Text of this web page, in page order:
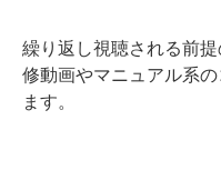
繰り返し視聴される前
修動画やマニュアル系
ます。